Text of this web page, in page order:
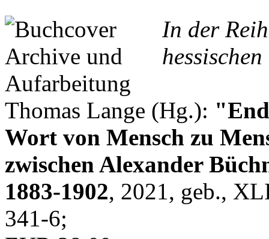
In der
Thomas Lange (Hg.):
Wort von Mensch zu
zwischen Alexander
1883-1902, 2021, geb.,
341-6;